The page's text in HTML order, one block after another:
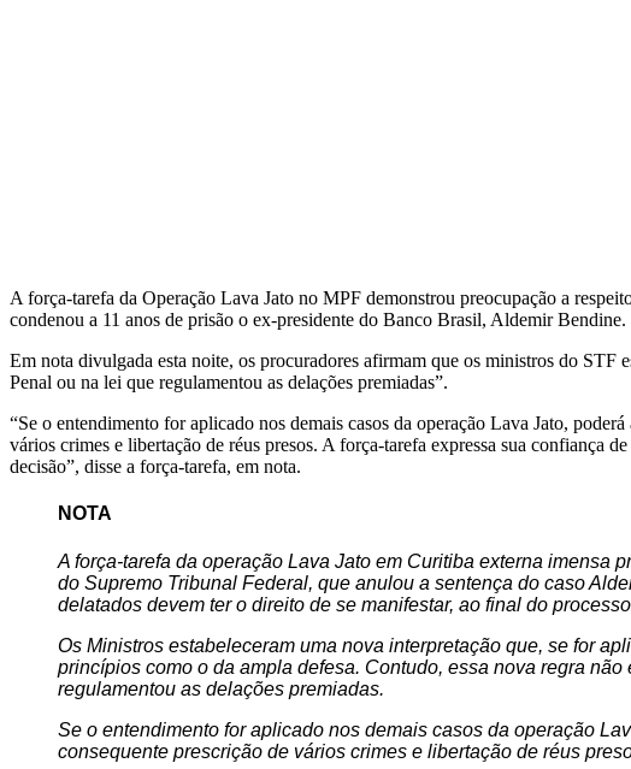
A força-tarefa da Operação Lava Jato no MPF demonstrou preocupação a
condenou a 11 anos de prisão o ex-presidente do Banco Brasil, Aldemir Bendine.
Em nota divulgada esta noite, os procuradores afirmam que os ministros do STF
Penal ou na lei que regulamentou as delações premiadas”.
“Se o entendimento for aplicado nos demais casos da operação Lava Jato,
vários crimes e libertação de réus presos. A força-tarefa expressa sua confiança
decisão”, disse a força-tarefa, em nota.
NOTA
A força-tarefa da operação Lava Jato em Curitiba externa imensa
do Supremo Tribunal Federal, que anulou a sentença do caso
delatados devem ter o direito de se manifestar, ao final do
Os Ministros estabeleceram uma nova interpretação que, se for
princípios como o da ampla defesa. Contudo, essa nova regra
regulamentou as delações premiadas.
Se o entendimento for aplicado nos demais casos da operação
consequente prescrição de vários crimes e libertação de réus